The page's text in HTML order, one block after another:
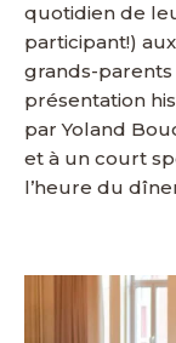
quotidien de
participant!)
grands-
présentation
par Yoland
et à un court
l’heure du